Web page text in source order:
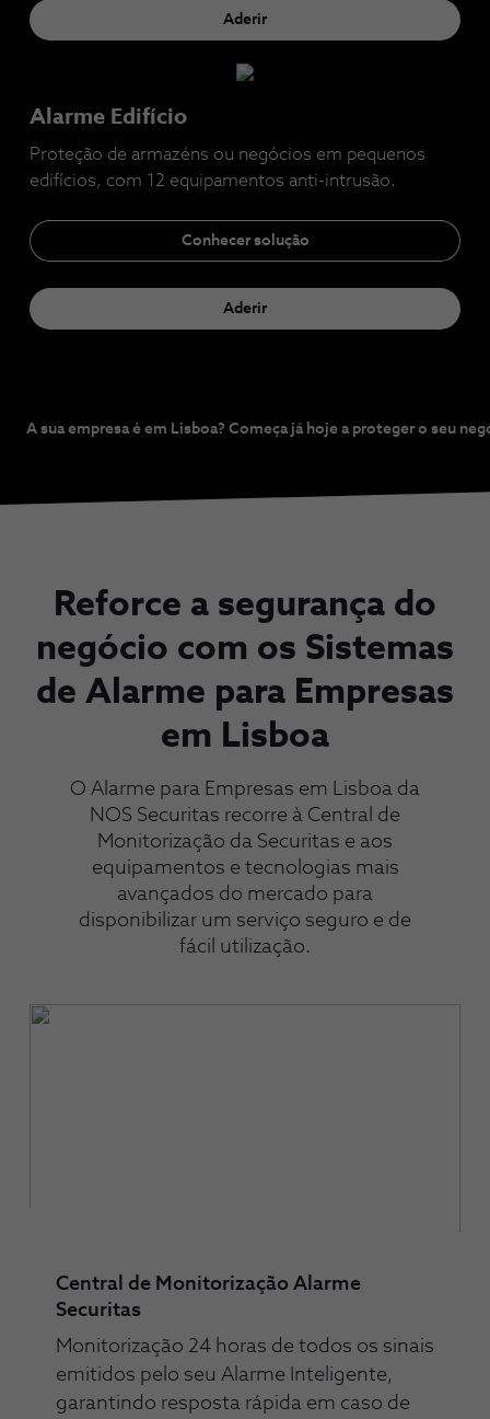
Aderir
Alarme Edifício
Proteção de armazéns ou negócios em pequenos
edifícios, com 12 equipamentos anti-intrusão.
Conhecer solução
Aderir
A sua empresa é em Lisboa? Começa já hoje a proteger o seu
Reforce a segurança do
negócio com os Sistemas
de Alarme para Empresas
em Lisboa
O Alarme para Empresas em Lisboa da
NOS Securitas recorre à Central de
Monitorização da Securitas e aos
equipamentos e tecnologias mais
avançados do mercado para
disponibilizar um serviço seguro e de
fácil utilização.
Central de Monitorização Alarme
Securitas
Monitorização 24 horas de todos os sinais
emitidos pelo seu Alarme Inteligente,
garantindo resposta rápida em caso de